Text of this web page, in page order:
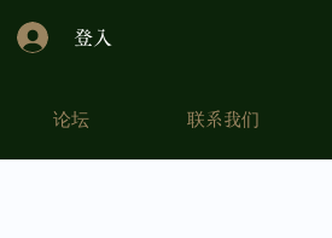
登入
论坛 联系我们